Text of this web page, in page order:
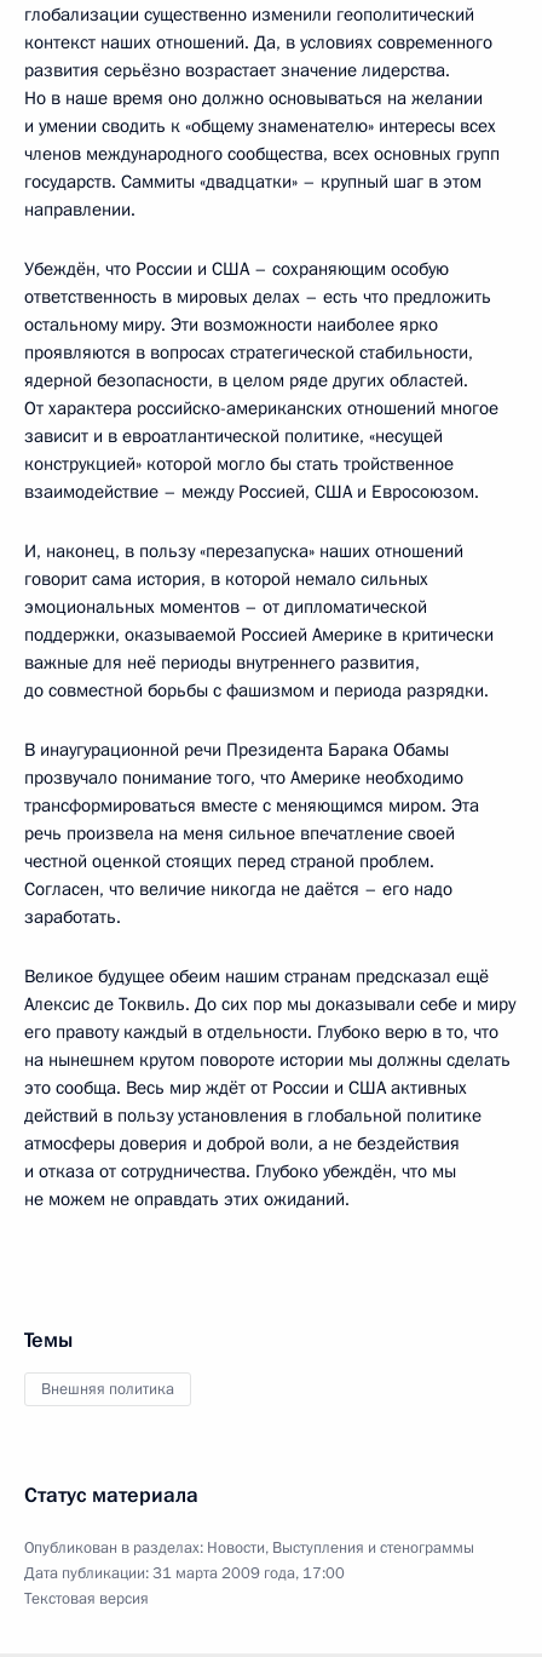
глобализации существенно изменили геополитический
контекст наших отношений. Да, в условиях современного
развития серьёзно возрастает значение лидерства.
Но в наше время оно должно основываться на желании
и умении сводить к «общему знаменателю» интересы всех
членов международного сообщества, всех основных групп
государств. Саммиты «двадцатки» – крупный шаг в этом
направлении.
Убеждён, что России и США – сохраняющим особую
ответственность в мировых делах – есть что предложить
остальному миру. Эти возможности наиболее ярко
проявляются в вопросах стратегической стабильности,
ядерной безопасности, в целом ряде других областей.
От характера российско-американских отношений многое
зависит и в евроатлантической политике, «несущей
конструкцией» которой могло бы стать тройственное
взаимодействие – между Россией, США и Евросоюзом.
И, наконец, в пользу «перезапуска» наших отношений
говорит сама история, в которой немало сильных
эмоциональных моментов – от дипломатической
поддержки, оказываемой Россией Америке в критически
важные для неё периоды внутреннего развития,
до совместной борьбы с фашизмом и периода разрядки.
В инаугурационной речи Президента Барака Обамы
прозвучало понимание того, что Америке необходимо
трансформироваться вместе с меняющимся миром. Эта
речь произвела на меня сильное впечатление своей
честной оценкой стоящих перед страной проблем.
Согласен, что величие никогда не даётся – его надо
заработать.
Великое будущее обеим нашим странам предсказал ещё
Алексис де Токвиль. До сих пор мы доказывали себе и миру
его правоту каждый в отдельности. Глубоко верю в то, что
на нынешнем крутом повороте истории мы должны сделать
это сообща. Весь мир ждёт от России и США активных
действий в пользу установления в глобальной политике
атмосферы доверия и доброй воли, а не бездействия
и отказа от сотрудничества. Глубоко убеждён, что мы
не можем не оправдать этих ожиданий.
Темы
Внешняя политика
Статус материала
Опубликован в разделах: Новости, Выступления и стенограммы
Дата публикации:31 марта 2009 года, 17:00
Текстовая версия